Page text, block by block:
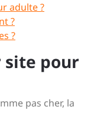
adulte ?
?
?
site pour
pas cher, la